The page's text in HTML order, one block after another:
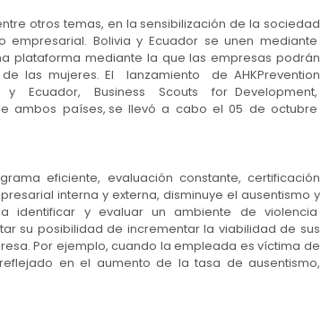
otros temas, en la sensibilización de la sociedad
Bolivia y Ecuador se unen mediante
plataforma mediante la que las empresas podrán
las mujeres. El lanzamiento de AHKPrevention
Ecuador, Business Scouts for Development,
ambos países, se llevó a cabo el 05 de octubre
eficiente, evaluación constante, certificación
interna y externa, disminuye el ausentismo y
identificar y evaluar un ambiente de violencia
posibilidad de incrementar la viabilidad de sus
Por ejemplo, cuando la empleada es víctima de
en el aumento de la tasa de ausentismo,